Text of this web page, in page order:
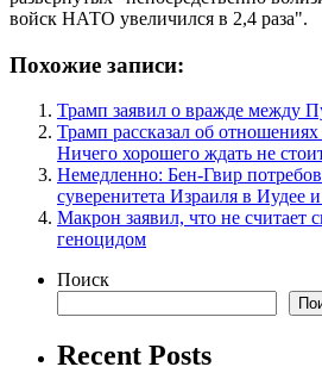
войск НАТО увеличился в 2,4 раза".
Похожие записи:
Трамп заявил о вражде между
Трамп рассказал об
Ничего хорошего ждать не
Немедленно: Бен-Гвир
суверенитета Израиля в Иудее
Макрон заявил, что не считает
геноцидом
Поиск
Recent Posts